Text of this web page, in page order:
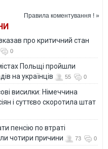
Правила коментування ! »
про критичний стан
0
Польщі пройшли
на українців
55 0
висилки: Німеччина
і суттєво скоротила штат
пенсію по втраті
чотири причини
73 0